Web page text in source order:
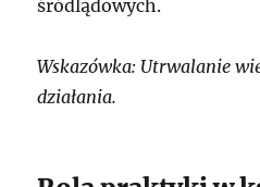
śródlądowych.
Wskazówka: Utrwalanie
działania.